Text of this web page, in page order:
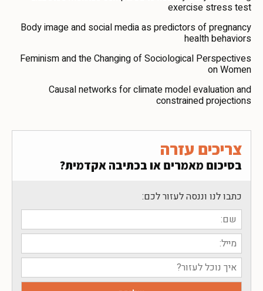
exercise stress test
Body image and social media as predictors of pregnancy
health behaviors
Feminism and the Changing of Sociological Perspectives
on Women
Causal networks for climate model evaluation and
constrained projections
צריכים עזרה
בסיכום מאמרים או בכתיבה אקדמית?
כתבו לנו וננסה לעזור לכם: